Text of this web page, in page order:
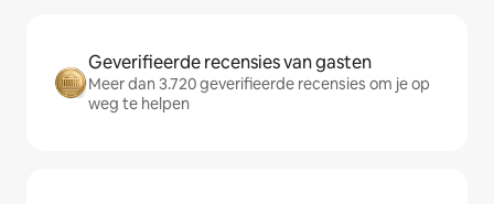
Geverifieerde recensies van gasten
Meer dan 3.720 geverifieerde recensies om je op
weg te helpen